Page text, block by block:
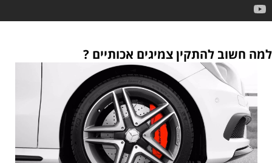
למה חשוב להתקין צמיגים אכותיים ?